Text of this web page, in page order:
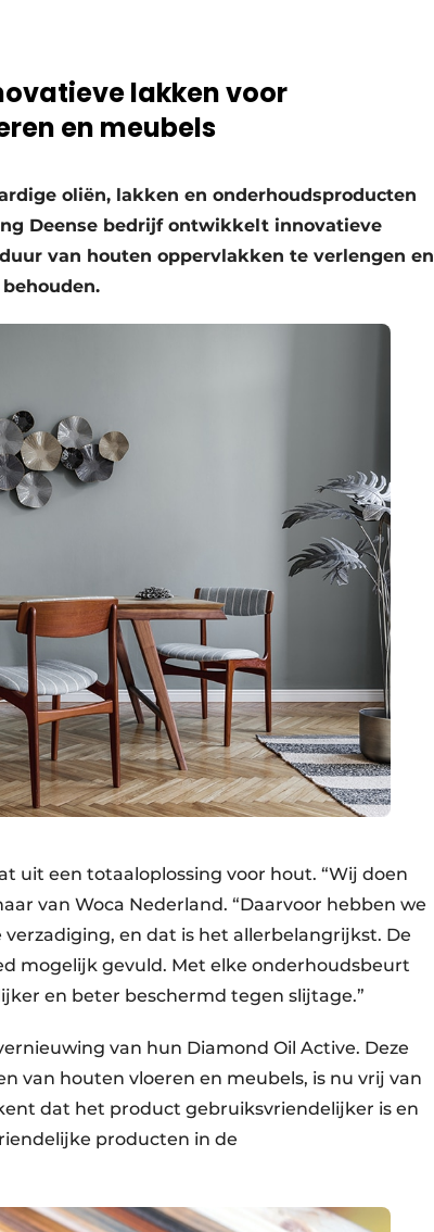
lakken voor
en meubels
oliën, lakken en onderhoudsproducten
Deense bedrijf ontwikkelt innovatieve
van houten oppervlakken te verlengen en
uit een totaaloplossing voor hout. “Wij doen
van Woca Nederland. “Daarvoor hebben we
en dat is het allerbelangrijkst. De
mogelijk gevuld. Met elke onderhoudsbeurt
en beter beschermd tegen slijtage.”
van hun Diamond Oil Active. Deze
van houten vloeren en meubels, is nu vrij van
dat het product gebruiksvriendelijker is en
producten in de